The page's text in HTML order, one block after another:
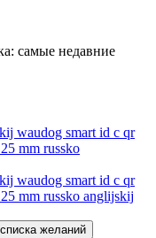
самые недавние
желаний